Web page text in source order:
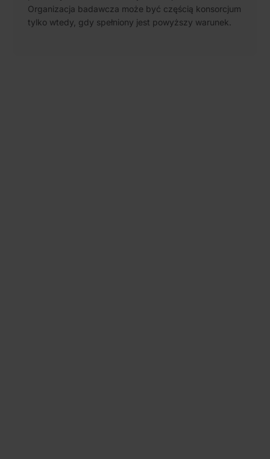
Organizacja badawcza może być częścią konsorcjum
tylko wtedy, gdy spełniony jest powyższy warunek.